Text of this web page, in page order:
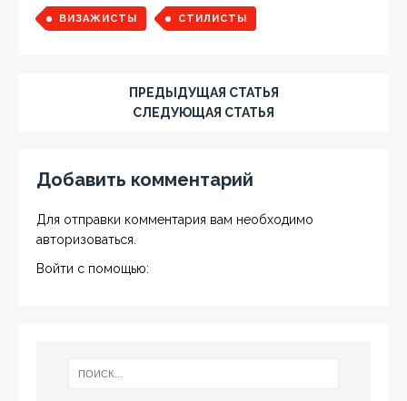
ВИЗАЖИСТЫ СТИЛИСТЫ
ПРЕДЫДУЩАЯ СТАТЬЯ
СЛЕДУЮЩАЯ СТАТЬЯ
Добавить комментарий
Для отправки комментария вам необходимо
авторизоваться
Войти с помощью: